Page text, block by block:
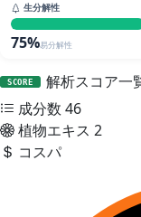
生分解性
75%易分解性
SCORE
解析スコア一
成分数 46
植物エキス 2
コスパ